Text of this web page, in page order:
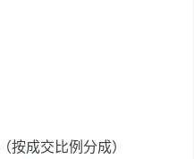
成交比例分成）